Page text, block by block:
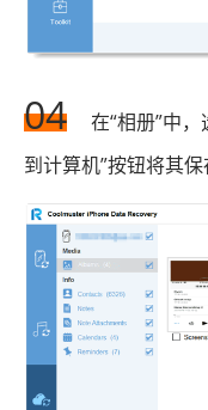
04
在“相册”中
到计算机”按钮将其保